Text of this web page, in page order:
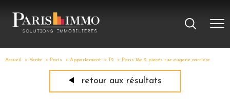
Accueil Vente Paris Appartement T2 Paris 18e 2 pieces rue eugene carriere
retour aux résultats